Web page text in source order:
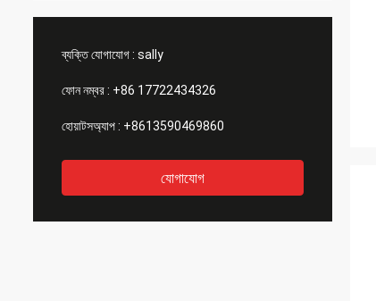
ব্যক্তি যোগাযোগ : sally
ফোন নম্বর : +86 17722434326
হোয়াটসঅ্যাপ : +8613590469860
যোগাযোগ